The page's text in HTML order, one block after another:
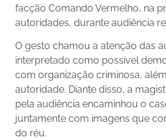
facção Comando Vermelho, na
autoridades, durante audiência
O gesto chamou a atenção das
interpretado como possível
com organização criminosa,
autoridade. Diante disso, a
pela audiência encaminhou o
juntamente com imagens que
do réu.